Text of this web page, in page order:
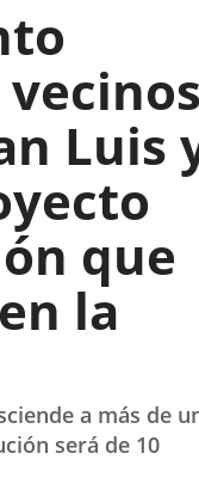
Luis
que
la
a más de
será de 10